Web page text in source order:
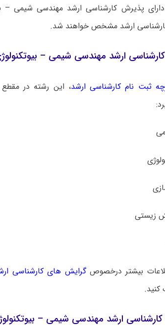
پذیرش کارشناسی ارشد مهندسی شیمی –
ارشد مشخص خواهند شد.
ارشد مهندسی شیمی –
ثبت نام کارشناسی ارشد، این رشته در
بیشتر درخصوصگرایش های کارشناسی
ارشد مهندسی شیمی –